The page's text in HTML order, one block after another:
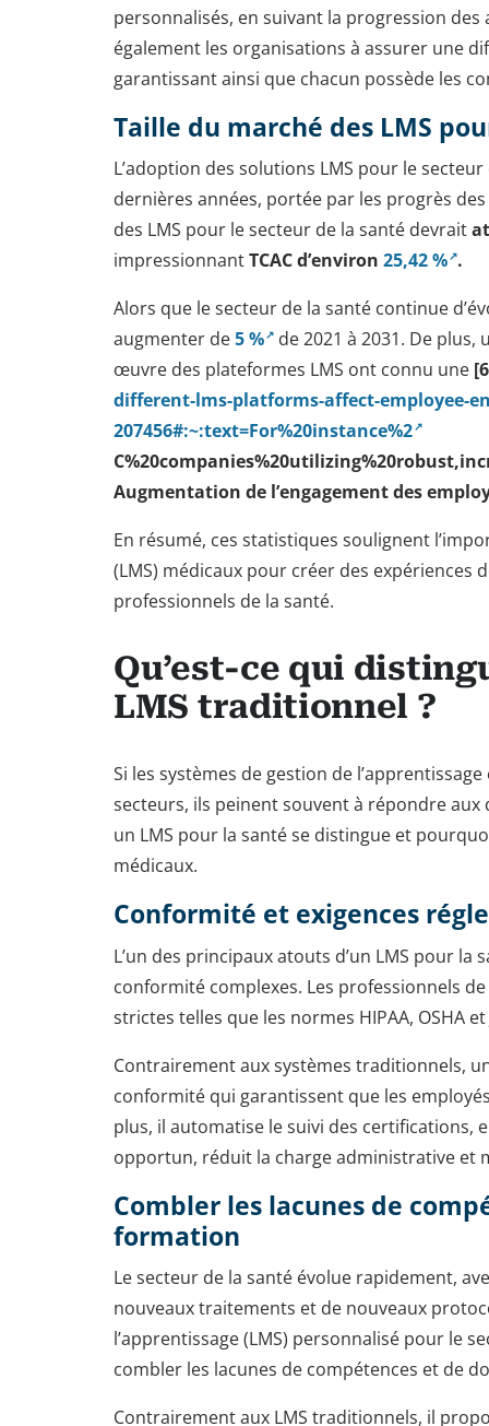
personnalisés, en suivant la progression
également les organisations à assurer une
garantissant ainsi que chacun possède les
Taille du marché des LMS
L’adoption des solutions LMS pour le
dernières années, portée par les progrès
des LMS pour le secteur de la santé devrait
impressionnantTCAC d’environ 25,42 % .
Alors que le secteur de la santé continue
augmenter de5 %
de 2021 à 2031. De
œuvre des plateformes LMS ont connu une
different-lms-platforms-affect-employee-
207456#:~:text=For%20instance%2
Augmentation de l’engagement des
En résumé, ces statistiques soulignent
(LMS) médicaux pour créer des
professionnels de la santé.
Qu’est-ce qui
LMS traditionnel ?
Si les systèmes de gestion de
secteurs, ils peinent souvent à répondre
un LMS pour la santé se distingue et
médicaux.
Conformité et exigences
L’un des principaux atouts d’un LMS pour
conformité complexes. Les professionnels
strictes telles que les normes HIPAA, OSHA et
Contrairement aux systèmes traditionnels,
conformité qui garantissent que les
plus, il automatise le suivi des certifications,
opportun, réduit la charge administrative et
Combler les lacunes de
formation
Le secteur de la santé évolue rapidement,
nouveaux traitements et de nouveaux
l’apprentissage (LMS) personnalisé pour le
combler les lacunes de compétences et de
Contrairement aux LMS traditionnels, il